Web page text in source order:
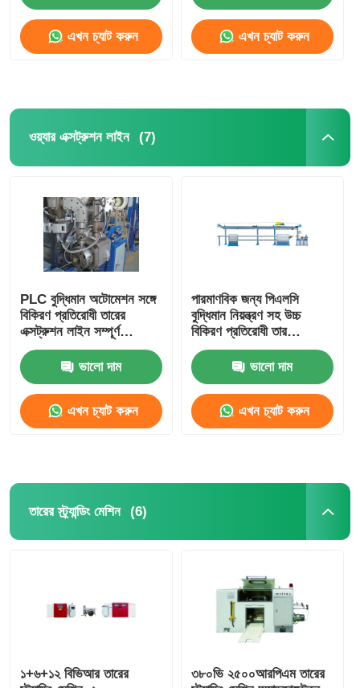
আমাদের সম্পর্কে
এখন চ্যাট করুন এখন চ্যাট করুন
ওয়্যার এক্সট্রুশন লাইন (7)
PLC বুদ্ধিমান অটোমেশন সঙ্গে
বিকিরণ প্রতিরোধী তারের
এক্সট্রুশন লাইন সম্পূর্ণ
স্বয়ংক্রিয়
ভালো দাম
এখন চ্যাট করুন
পারমাণবিক জন্য পিএলসি
বুদ্ধিমান নিয়ন্ত্রণ সহ উচ্চ
বিকিরণ প্রতিরোধী তার
এক্সট্রুডার
ভালো দাম
এখন চ্যাট করুন
তারের স্ট্র্যান্ডিং মেশিন (6)
১+৬+১২ বিভিআর তারের
৩৮০ভি ২৫০০আরপিএম তারের